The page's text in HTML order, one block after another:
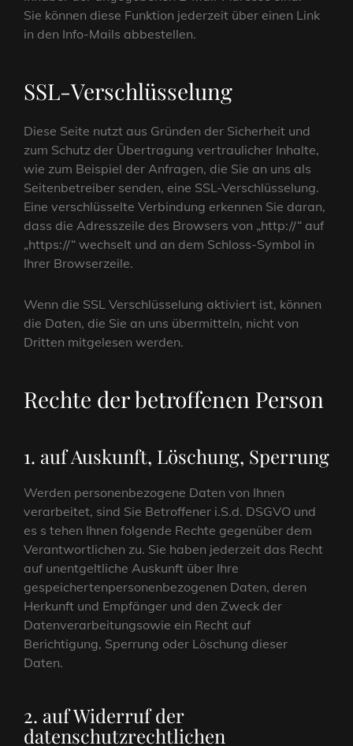
Sie können diese Funktion jederzeit über einen Link
in den Info-Mails abbestellen.
SSL-Verschlüsselung
Diese Seite nutzt aus Gründen der Sicherheit und
zum Schutz der Übertragung vertraulicher Inhalte,
wie zum Beispiel der Anfragen, die Sie an uns als
Seitenbetreiber senden, eine SSL-Verschlüsselung.
Eine verschlüsselte Verbindung erkennen Sie daran,
dass die Adresszeile des Browsers von „http://“ auf
„https://“ wechselt und an dem Schloss-Symbol in
Ihrer Browserzeile.
Wenn die SSL Verschlüsselung aktiviert ist, können
die Daten, die Sie an uns übermitteln, nicht von
Dritten mitgelesen werden.
Rechte der betroffenen Person
1. auf Auskunft, Löschung, Sperrung
Werden personenbezogene Daten von Ihnen
verarbeitet, sind Sie Betroffener i.S.d. DSGVO und
es s tehen Ihnen folgende Rechte gegenüber dem
Verantwortlichen zu. Sie haben jederzeit das Recht
auf unentgeltliche Auskunft über Ihre
gespeichertenpersonenbezogenen Daten, deren
Herkunft und Empfänger und den Zweck der
Datenverarbeitungsowie ein Recht auf
Berichtigung, Sperrung oder Löschung dieser
Daten.
2. auf Widerruf der
datenschutzrechtlichen